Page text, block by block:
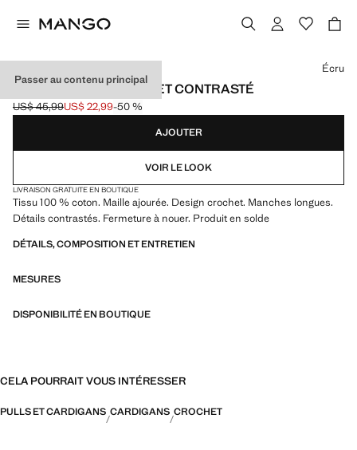
Passer au contenu principal
CARDIGAN EN CROCHET CONTRASTÉ
Prix initial barré [US$ 45,99 ]
US$ 45,99
Prix actuel [US$ 22,99 ]
US$ 22,99-50 %
Choisissez une couleur
Écru
AJOUTER
VOIR LE LOOK
LIVRAISON GRATUITE EN BOUTIQUE
Tissu 100 % coton. Maille ajourée. Design crochet. Manches longues.
Détails contrastés. Fermeture à nouer. Produit en solde
DÉTAILS, COMPOSITION ET ENTRETIEN
MESURES
DISPONIBILITÉ EN BOUTIQUE
CELA POURRAIT VOUS INTÉRESSER
PULLS ET CARDIGANS CARDIGANS CROCHET